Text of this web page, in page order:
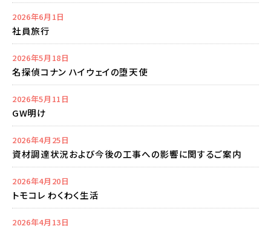
2026年6月1日
社員旅行
2026年5月18日
名探偵コナン ハイウェイの堕天使
2026年5月11日
GW明け
2026年4月25日
資材調達状況および今後の工事への影響に関するご案内
2026年4月20日
トモコレ わくわく生活
2026年4月13日